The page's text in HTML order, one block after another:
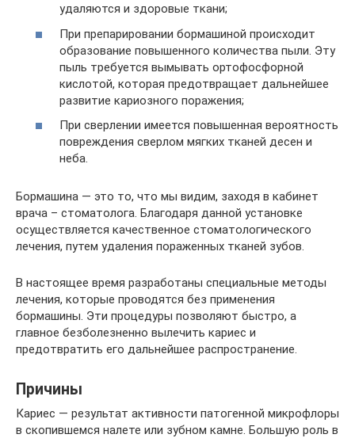
удаляются и здоровые ткани;
При препарировании бормашиной происходит
образование повышенного количества пыли. Эту
пыль требуется вымывать ортофосфорной
кислотой, которая предотвращает дальнейшее
развитие кариозного поражения;
При сверлении имеется повышенная вероятность
повреждения сверлом мягких тканей десен и
неба.
Бормашина — это то, что мы видим, заходя в кабинет
врача – стоматолога. Благодаря данной установке
осуществляется качественное стоматологического
лечения, путем удаления пораженных тканей зубов.
В настоящее время разработаны специальные методы
лечения, которые проводятся без применения
бормашины. Эти процедуры позволяют быстро, а
главное безболезненно вылечить кариес и
предотвратить его дальнейшее распространение.
Причины
Кариес — результат активности патогенной микрофлоры
в скопившемся налете или зубном камне. Большую роль в